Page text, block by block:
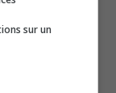
pour
d’une
sur un